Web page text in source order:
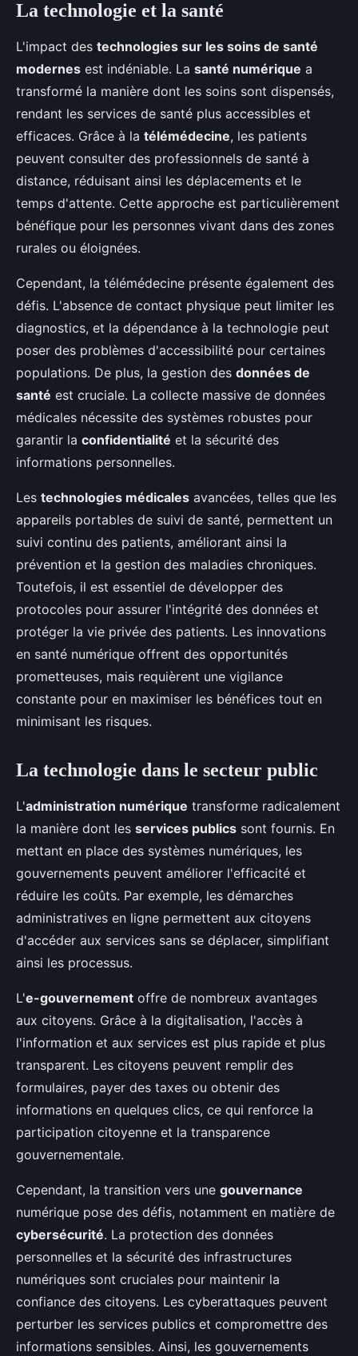
La technologie et la santé
L'impact des technologies sur les soins de santé
modernes est indéniable. La santé numérique a
transformé la manière dont les soins sont dispensés,
rendant les services de santé plus accessibles et
efficaces. Grâce à la télémédecine, les patients
peuvent consulter des professionnels de santé à
distance, réduisant ainsi les déplacements et le
temps d'attente. Cette approche est particulièrement
bénéfique pour les personnes vivant dans des zones
rurales ou éloignées.
Cependant, la télémédecine présente également des
défis. L'absence de contact physique peut limiter les
diagnostics, et la dépendance à la technologie peut
poser des problèmes d'accessibilité pour certaines
populations. De plus, la gestion des données de
santé est cruciale. La collecte massive de données
médicales nécessite des systèmes robustes pour
garantir la confidentialité et la sécurité des
informations personnelles.
Les technologies médicales avancées, telles que les
appareils portables de suivi de santé, permettent un
suivi continu des patients, améliorant ainsi la
prévention et la gestion des maladies chroniques.
Toutefois, il est essentiel de développer des
protocoles pour assurer l'intégrité des données et
protéger la vie privée des patients. Les innovations
en santé numérique offrent des opportunités
prometteuses, mais requièrent une vigilance
constante pour en maximiser les bénéfices tout en
minimisant les risques.
La technologie dans le secteur public
L'administration numérique transforme radicalement
la manière dont les services publics sont fournis. En
mettant en place des systèmes numériques, les
gouvernements peuvent améliorer l'efficacité et
réduire les coûts. Par exemple, les démarches
administratives en ligne permettent aux citoyens
d'accéder aux services sans se déplacer, simplifiant
ainsi les processus.
L'e-gouvernement offre de nombreux avantages
aux citoyens. Grâce à la digitalisation, l'accès à
l'information et aux services est plus rapide et plus
transparent. Les citoyens peuvent remplir des
formulaires, payer des taxes ou obtenir des
informations en quelques clics, ce qui renforce la
participation citoyenne et la transparence
gouvernementale.
Cependant, la transition vers une gouvernance
numérique pose des défis, notamment en matière de
cybersécurité. La protection des données
personnelles et la sécurité des infrastructures
numériques sont cruciales pour maintenir la
confiance des citoyens. Les cyberattaques peuvent
perturber les services publics et compromettre des
informations sensibles. Ainsi, les gouvernements